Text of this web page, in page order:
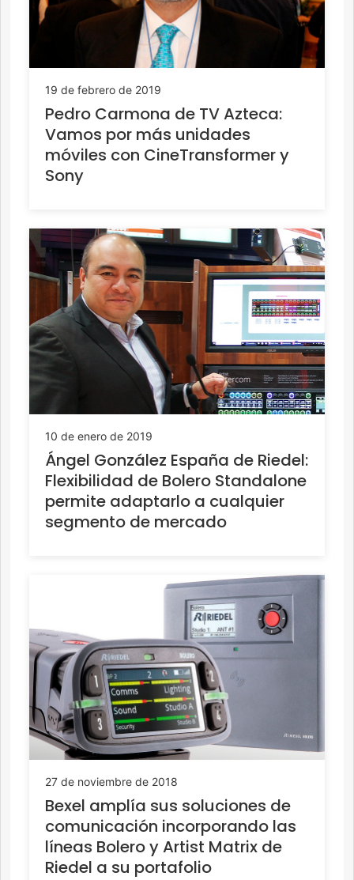
19 de febrero de 2019
Pedro Carmona de TV Azteca:
Vamos por más unidades
móviles con CineTransformer y
Sony
10 de enero de 2019
Ángel González España de Riedel:
Flexibilidad de Bolero Standalone
permite adaptarlo a cualquier
segmento de mercado
27 de noviembre de 2018
Bexel amplía sus soluciones de
comunicación incorporando las
líneas Bolero y Artist Matrix de
Riedel a su portafolio